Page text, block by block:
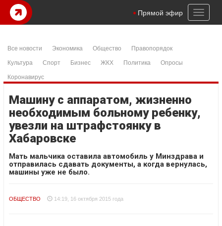
Toggle
Прямой эфир
Все новости Экономика Общество
Правопорядок
Культура
Спорт Бизнес ЖКХ Политика
Опросы
Коронавирус
Машину с аппаратом, жизненно
необходимым больному ребенку,
увезли на штрафстоянку в
Хабаровске
Мать мальчика оставила автомобиль у Минздрава и
отправилась сдавать документы, а когда вернулась,
машины уже не было.
ОБЩЕСТВО 14:19, 16 октября 2015 года